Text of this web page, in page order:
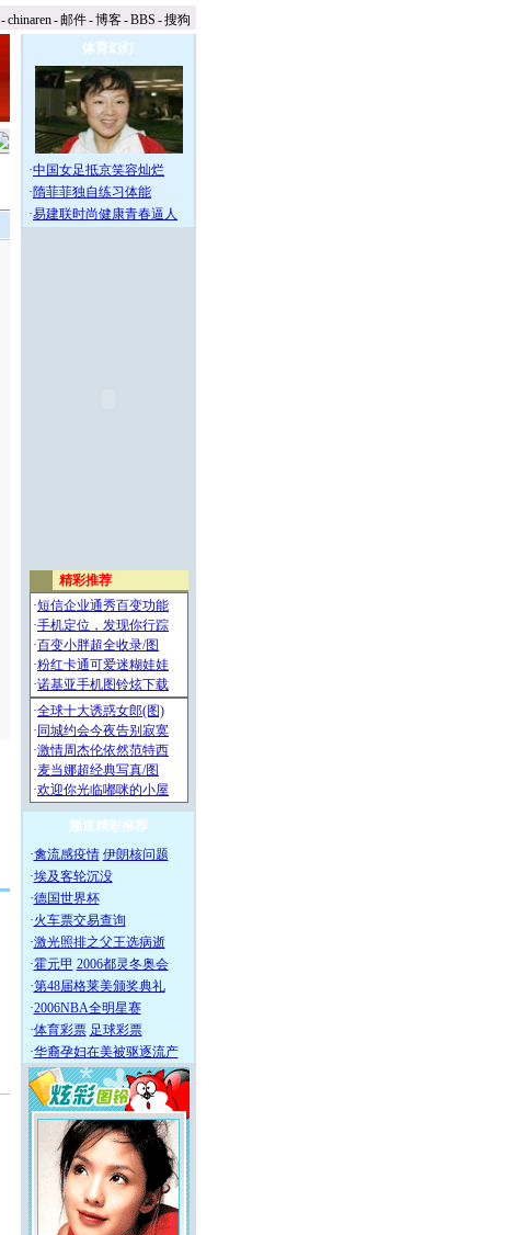
-chinaren-邮件-博客-BBS -搜狗
体育幻灯
·中国女足抵京笑容灿烂
·隋菲菲独自练习体能
·易建联时尚健康青春逼人
频道精彩推荐
·禽流感疫情 伊朗核问题
·埃及客轮沉没
·德国世界杯
·火车票交易查询
·激光照排之父王选病逝
·霍元甲 2006都灵冬奥会
·第48届格莱美颁奖典礼
·2006NBA全明星赛
·体育彩票 足球彩票
·华裔孕妇在美被驱逐流产